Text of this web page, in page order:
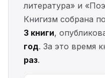
литература» и
Книгизм собрана
3 книги,
год. За это время
раз.